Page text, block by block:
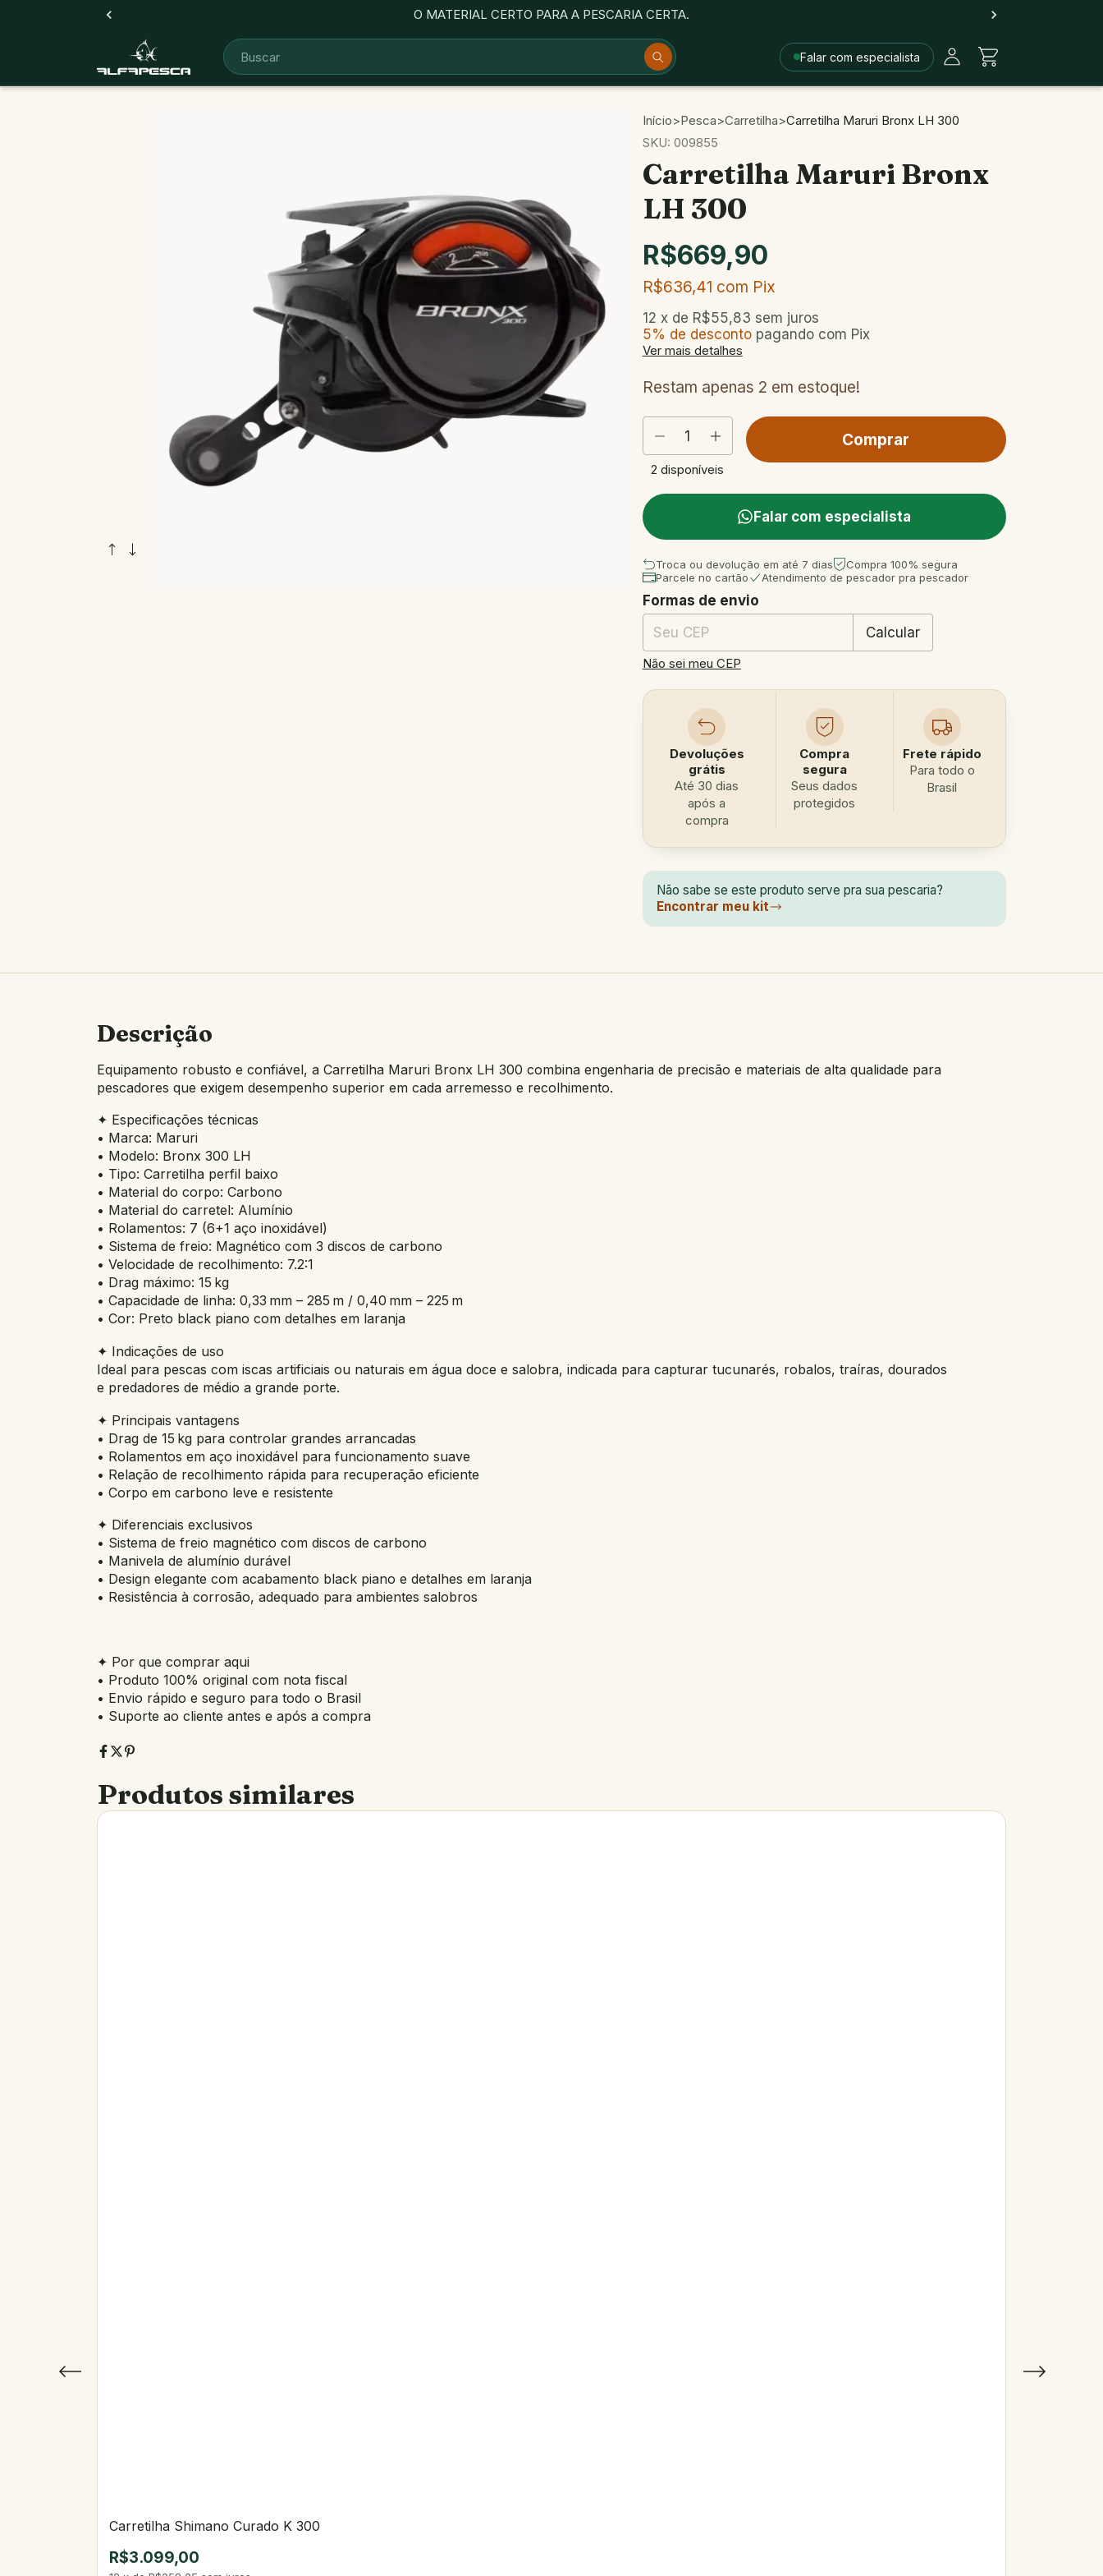
O MATERIAL CERTO PARA A PESCARIA CERTA.
Falar com especialista
Início>Pesca>Carretilha>Carretilha Maruri Bronx LH 300
SKU: 009855
Carretilha Maruri Bronx
LH 300
R$669,90
R$636,41 com Pix
12 x de R$55,83 sem juros
5% de descontopagando com Pix
Ver mais detalhes
Restam apenas 2 em estoque!
2 disponíveis
Falar com especialista
Troca ou devolução em até 7 dias
Compra 100% segura
Parcele no cartão
Atendimento de pescador pra pescador
Entregas para o CEP:
Formas de envio
Calcular
Não sei meu CEP
Devoluções
grátis
Até 30 dias
após a
compra
Compra
segura
Seus dados
protegidos
Frete rápido
Para todo o
Brasil
Não sabe se este produto serve pra sua pescaria?
Encontrar meu kit
Descrição
Equipamento robusto e confiável, a Carretilha Maruri Bronx LH 300 combina engenharia de precisão e materiais de alta qualidade para
pescadores que exigem desempenho superior em cada arremesso e recolhimento.
✦ Especificações técnicas
• Marca: Maruri
• Modelo: Bronx 300 LH
• Tipo: Carretilha perfil baixo
• Material do corpo: Carbono
• Material do carretel: Alumínio
• Rolamentos: 7 (6+1 aço inoxidável)
• Sistema de freio: Magnético com 3 discos de carbono
• Velocidade de recolhimento: 7.2:1
• Drag máximo: 15 kg
• Capacidade de linha: 0,33 mm – 285 m / 0,40 mm – 225 m
• Cor: Preto black piano com detalhes em laranja
✦ Indicações de uso
Ideal para pescas com iscas artificiais ou naturais em água doce e salobra, indicada para capturar tucunarés, robalos, traíras, dourados
e predadores de médio a grande porte.
✦ Principais vantagens
• Drag de 15 kg para controlar grandes arrancadas
• Rolamentos em aço inoxidável para funcionamento suave
• Relação de recolhimento rápida para recuperação eficiente
• Corpo em carbono leve e resistente
✦ Diferenciais exclusivos
• Sistema de freio magnético com discos de carbono
• Manivela de alumínio durável
• Design elegante com acabamento black piano e detalhes em laranja
• Resistência à corrosão, adequado para ambientes salobros
✦ Por que comprar aqui
• Produto 100% original com nota fiscal
• Envio rápido e seguro para todo o Brasil
• Suporte ao cliente antes e após a compra
Produtos similares
Carretilha Shimano Curado K 300
R$3.099,00